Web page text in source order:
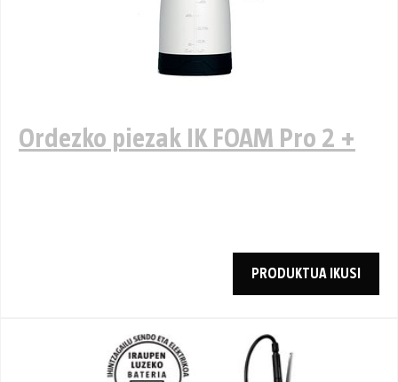
Ordezko piezak IK FOAM Pro 2 +
PRODUKTUA IKUSI